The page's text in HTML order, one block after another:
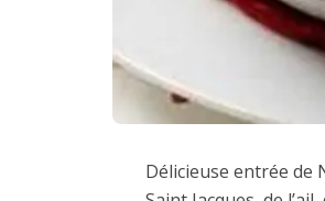
Délicieuse entrée de